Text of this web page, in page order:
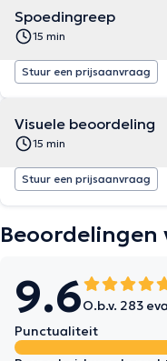
Spoedingreep
15 min
Stuur een prijsaanvraag
Visuele beoordeling
15 min
Stuur een prijsaanvraag
9.6O.b.v. 283
Punctualiteit